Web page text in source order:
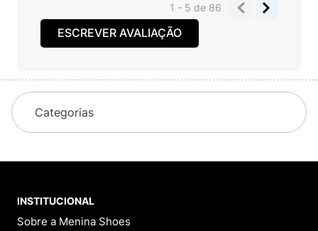
1 - 5de 86
ESCREVER AVALIAÇÃO
Categorias
INSTITUCIONAL
Sobre a Menina Shoes